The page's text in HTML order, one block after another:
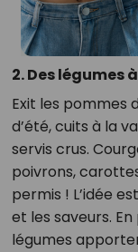
2. Des légumes
Exit les pommes
d’été, cuits à la
servis crus.
poivrons,
permis ! L’idée
et les saveurs. En
légumes